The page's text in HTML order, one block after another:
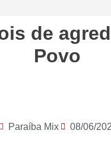
de
Povo
Paraíba Mix 08/06/